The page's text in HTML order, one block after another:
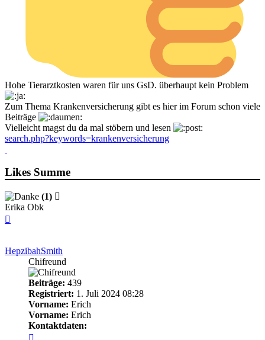
Hohe Tierarztkosten waren für uns GsD. überhaupt kein Problem
Zum Thema Krankenversicherung gibt es hier im Forum schon viele
Beiträge
Vielleicht magst du da mal stöbern und lesen
search.php?keywords=krankenversicherung
Likes Summe
(1)
Erika Obk
HepzibahSmith
Chifreund
Beiträge: 439
Registriert: 1. Juli 2024 08:28
Vorname: Erich
Vorname: Erich
Kontaktdaten: